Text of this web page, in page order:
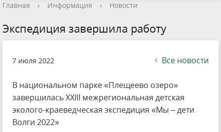
Главная › Информация › Новости
Экспедиция завершила работу
7 июля 2022 Все новости
В национальном парке «Плещеево озеро»
завершилась XXIII межрегиональная детская
эколого-краеведческая экспедиция «Мы – дети
Волги 2022»